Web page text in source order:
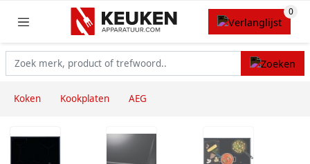
Koken Kookplaten AEG